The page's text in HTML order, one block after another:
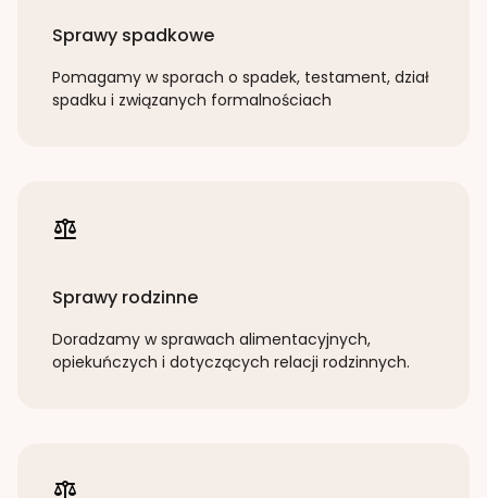
Sprawy spadkowe
Pomagamy w sporach o spadek, testament, dział
spadku i związanych formalnościach
Sprawy rodzinne
Doradzamy w sprawach alimentacyjnych,
opiekuńczych i dotyczących relacji rodzinnych.